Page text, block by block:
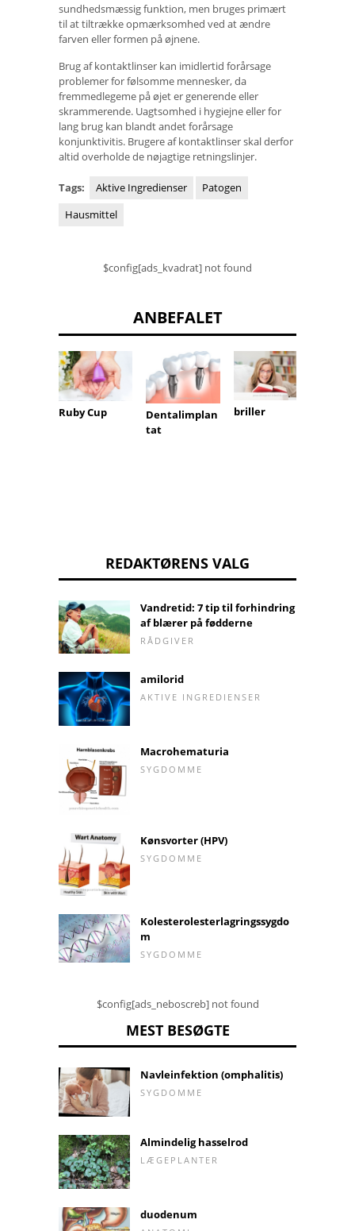
sundhedsmæssig funktion, men bruges primært
til at tiltrække opmærksomhed ved at ændre
farven eller formen på øjnene.
Brug af kontaktlinser kan imidlertid forårsage
problemer for følsomme mennesker, da
fremmedlegeme på øjet er generende eller
skrammerende. Uagtsomhed i hygiejne eller for
lang brug kan blandt andet forårsage
konjunktivitis. Brugere af kontaktlinser skal derfor
altid overholde de nøjagtige retningslinjer.
Tags: Aktive Ingredienser
Patogen
Hausmittel
$config[ads_kvadrat] not found
ANBEFALET
Ruby Cup
Dentalimplan
tat
briller
REDAKTØRENS VALG
Vandretid: 7 tip til forhindring
af blærer på fødderne
RÅDGIVER
amilorid
AKTIVE INGREDIENSER
Macrohematuria
SYGDOMME
Kønsvorter (HPV)
SYGDOMME
Kolesterolesterlagringssygdo
m
SYGDOMME
$config[ads_neboscreb] not found
MEST BESØGTE
Navleinfektion (omphalitis)
SYGDOMME
Almindelig hasselrod
LÆGEPLANTER
duodenum